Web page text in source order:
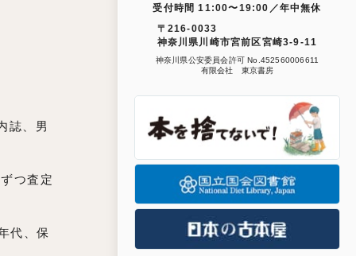
受付時間 11:00〜19:00／年中無休
〒216-0033
神奈川県川崎市宮前区宮崎3-9-11
神奈川県公安委員会許可 No.452560006611
有限会社 東京書房
誌、男
つ査定
代、保